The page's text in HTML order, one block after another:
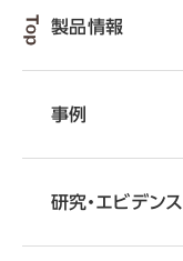
製品情報
事例
研究・エビデンス